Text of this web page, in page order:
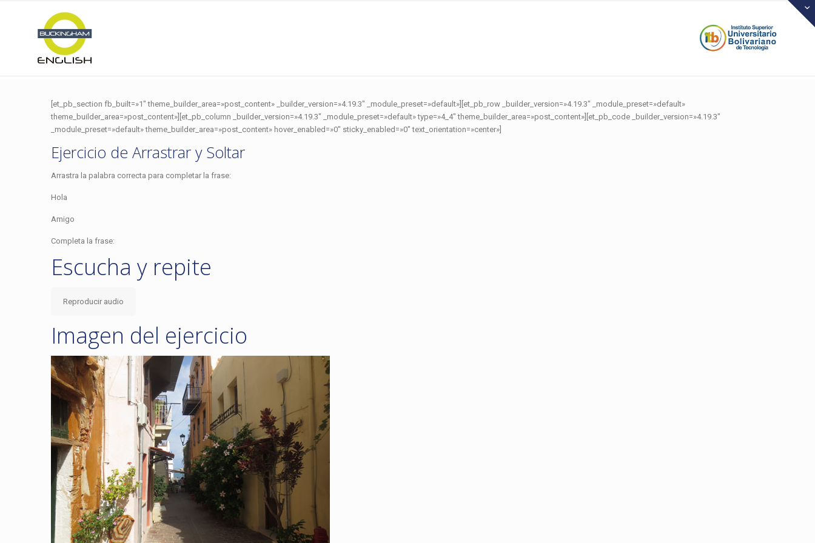
[et_pb_section fb_built=»1″ theme_builder_area=»post_content» _builder_version=»4.19.3″ _module_preset=»default»][et_pb_row _builder_version=»4.19.3″ _module_preset=»default»
theme_builder_area=»post_content»][et_pb_column _builder_version=»4.19.3″ _module_preset=»default» type=»4_4″ theme_builder_area=»post_content»][et_pb_code _builder_version=»4.19.3″
_module_preset=»default» theme_builder_area=»post_content» hover_enabled=»0″ sticky_enabled=»0″ text_orientation=»center»]
Ejercicio de Arrastrar y Soltar
Arrastra la palabra correcta para completar la frase:
Hola
Amigo
Completa la frase:
Escucha y repite
Reproducir audio
Imagen del ejercicio